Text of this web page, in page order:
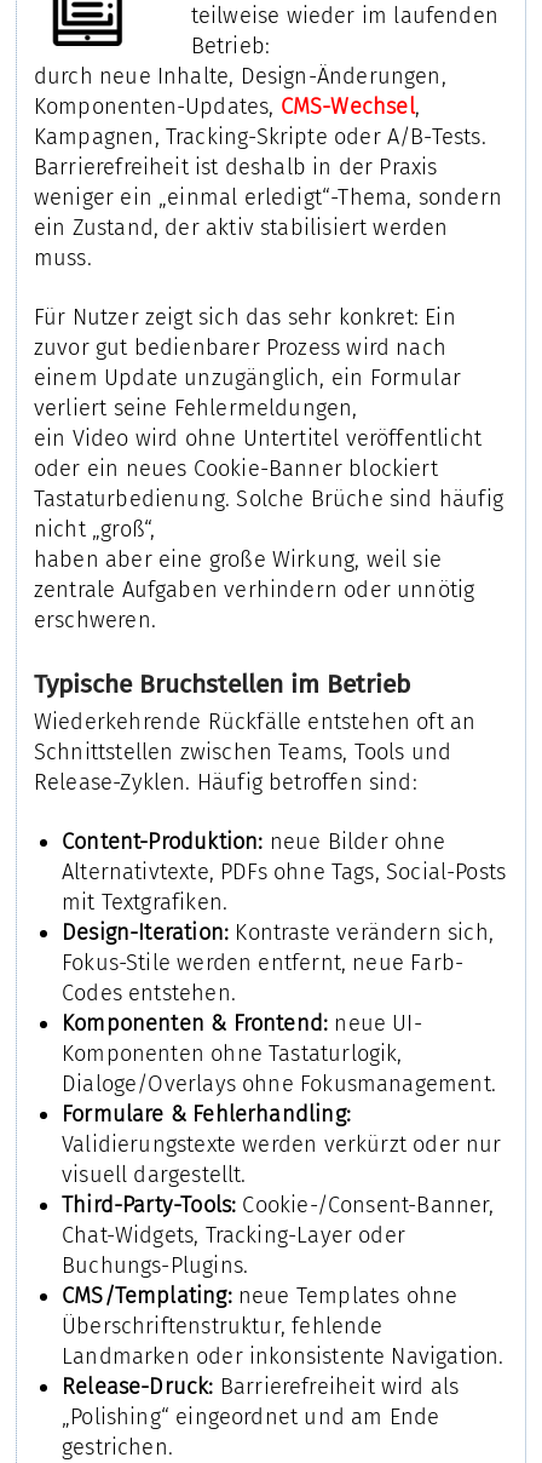
teilweise wieder im laufenden
Betrieb:
durch neue Inhalte, Design-Änderungen,
Komponenten-Updates, CMS-Wechsel,
Kampagnen, Tracking-Skripte oder A/B-Tests.
Barrierefreiheit ist deshalb in der Praxis
weniger ein „einmal erledigt“-Thema, sondern
ein Zustand, der aktiv stabilisiert werden
muss.
Für Nutzer zeigt sich das sehr konkret: Ein
zuvor gut bedienbarer Prozess wird nach
einem Update unzugänglich, ein Formular
verliert seine Fehlermeldungen,
ein Video wird ohne Untertitel veröffentlicht
oder ein neues Cookie-Banner blockiert
Tastaturbedienung. Solche Brüche sind häufig
nicht „groß“,
haben aber eine große Wirkung, weil sie
zentrale Aufgaben verhindern oder unnötig
erschweren.
Typische Bruchstellen im Betrieb
Wiederkehrende Rückfälle entstehen oft an
Schnittstellen zwischen Teams, Tools und
Release-Zyklen. Häufig betroffen sind:
Content-Produktion: neue Bilder ohne
Alternativtexte, PDFs ohne Tags, Social-Posts
mit Textgrafiken.
Design-Iteration: Kontraste verändern sich,
Fokus-Stile werden entfernt, neue Farb-
Codes entstehen.
Komponenten & Frontend: neue UI-
Komponenten ohne Tastaturlogik,
Dialoge/Overlays ohne Fokusmanagement.
Formulare & Fehlerhandling:
Validierungstexte werden verkürzt oder nur
visuell dargestellt.
Third-Party-Tools: Cookie-/Consent-Banner,
Chat-Widgets, Tracking-Layer oder
Buchungs-Plugins.
CMS/Templating:neue Templates ohne
Überschriftenstruktur, fehlende
Landmarken oder inkonsistente Navigation.
Release-Druck: Barrierefreiheit wird als
„Polishing“ eingeordnet und am Ende
gestrichen.